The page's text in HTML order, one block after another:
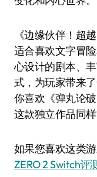
《边缘伙伴！超
适合喜欢文字冒
心设计的剧本、
式，为玩家带来
你喜欢《弹丸论
这款独立作品同样
如果您喜欢这类
ZERO 2 Switch评